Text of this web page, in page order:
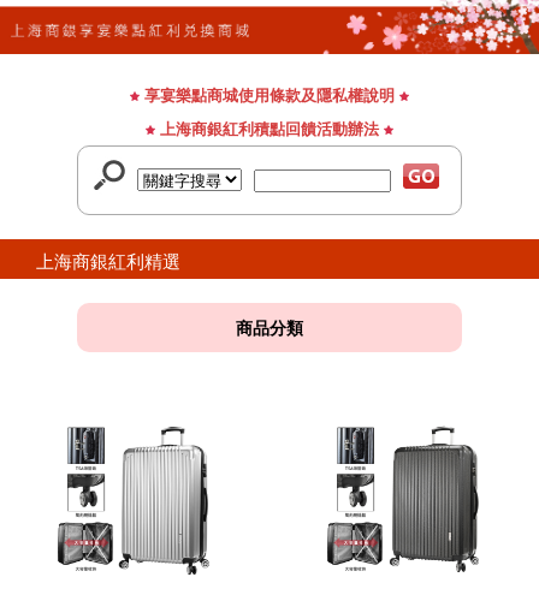
享宴樂點商城使用條款及隱私權說明
上海商銀紅利積點回饋活動辦法
上海商銀紅利精選
商品分類